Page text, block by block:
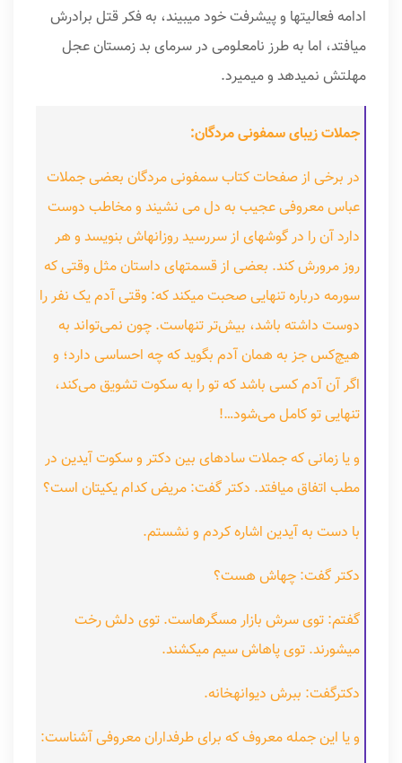
ادامه فعالیتها و پیشرفت خود میبیند، به فکر قتل برادرش
میافتد، اما به طرز نامعلومی در سرمای بد زمستان عجل
مهلتش نمیدهد و میمیرد.
جملات زیبای سمفونی مردگان:
در برخی از صفحات کتاب سمفونی مردگان بعضی جملات
عباس معروفی عجیب به دل می نشیند و مخاطب دوست
دارد آن را در گوشهای از سررسید روزانهاش بنویسد و هر
روز مرورش کند. بعضی از قسمتهای داستان مثل وقتی که
سورمه درباره تنهایی صحبت میکند که: وقتی آدم یک نفر را
دوست داشته باشد، بیش‌تر تنهاست. چون نمی‌تواند به
هیچ‌کس جز به همان آدم بگوید که چه احساسی دارد؛ و
اگر آن آدم کسی باشد که تو را به سکوت تشویق می‌کند،
تنهایی تو کامل می‌شود…!
و یا زمانی که جملات سادهای بین دکتر و سکوت آیدین در
مطب اتفاق میافتد. دکتر گفت: مریض کدام یکیتان است؟
با دست به آیدین اشاره کردم و نشستم.
دکتر گفت: چهاش هست؟
گفتم: توی سرش بازار مسگرهاست. توی دلش رخت
میشورند. توی پاهاش سیم میکشند.
دکترگفت: ببرش دیوانهخانه.
و یا این جمله معروف که برای طرفداران معروفی آشناست: